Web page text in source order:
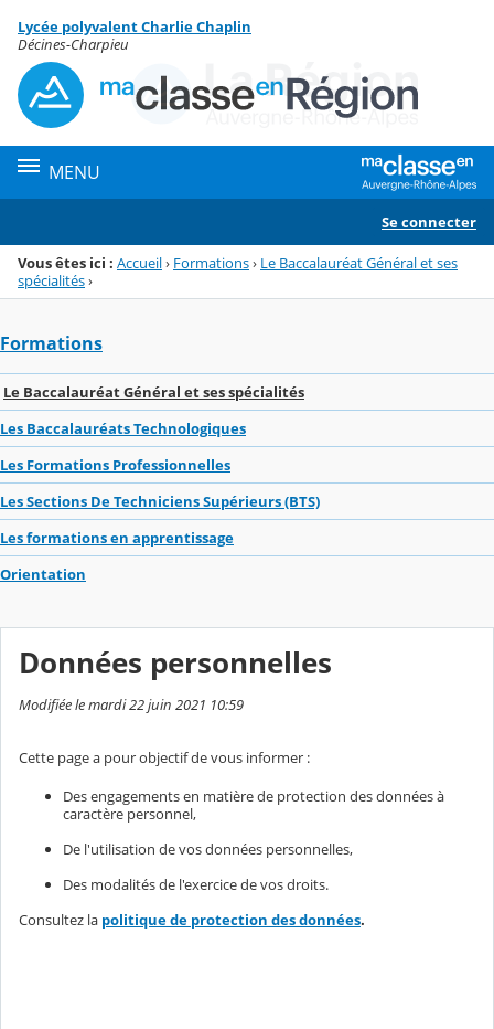
Menu de la rubrique
Contenu
Lycée polyvalent Charlie Chaplin
Décines-Charpieu
MENU
Se connecter
Vous êtes ici : Accueil› Formations› Le Baccalauréat Général et ses
spécialités›
Formations
Le Baccalauréat Général et ses spécialités
Les Baccalauréats Technologiques
Les Formations Professionnelles
Les Sections De Techniciens Supérieurs (BTS)
Les formations en apprentissage
Orientation
Données personnelles
Modifiée le mardi 22 juin 2021 10:59
Cette page a pour objectif de vous informer :
Des engagements en matière de protection des données à
caractère personnel,
De l'utilisation de vos données personnelles,
Des modalités de l'exercice de vos droits.
Consultez la politique de protection des données.